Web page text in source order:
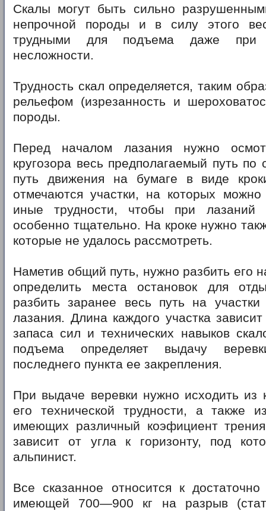
Скалы могут быть сильно
непрочной породы и в силу этого
трудными для подъема даже при
несложности.
Трудность скал определяется, таким
рельефом (изрезанность и
породы.
Перед началом лазания нужно
кругозора весь предполагаемый путь по
путь движения на бумаге в виде
отмечаются участки, на которых можно
иные трудности, чтобы при лазаний
особенно тщательно. На кроке нужно
которые не удалось рассмотреть.
Наметив общий путь, нужно разбить его
определить места остановок для
разбить заранее весь путь на участки
лазания. Длина каждого участка
запаса сил и технических навыков
подъема определяет выдачу
последнего пункта ее закрепления.
При выдаче веревки нужно исходить из
его технической трудности, а также
имеющих различный коэфициент
зависит от угла к горизонту, под
альпинист.
Все сказанное относится к
имеющей 700—900 кг на разрыв